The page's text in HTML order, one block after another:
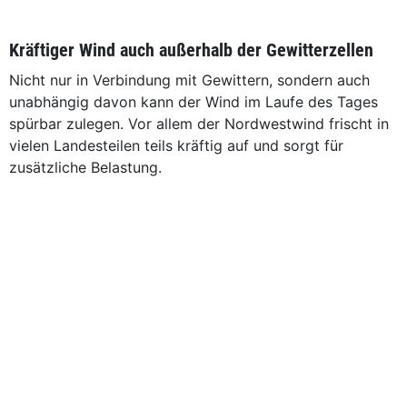
Kräftiger Wind auch außerhalb der Gewitterzellen
Nicht nur in Verbindung mit Gewittern, sondern auch
unabhängig davon kann der Wind im Laufe des Tages
spürbar zulegen. Vor allem der Nordwestwind frischt in
vielen Landesteilen teils kräftig auf und sorgt für
zusätzliche Belastung.